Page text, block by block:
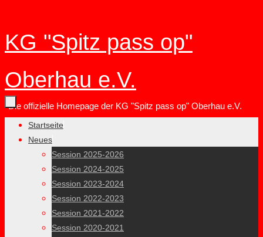
Inhalt
KG "Spitz pass op"
Oberhau e.V.
Die offizielle Homepage der KG "Spitz pass op" Oberhau e.V.
Zum
Inhalt
Startseite
Neues
Session 2025-2026
Session 2024-2025
Session 2023-2024
Session 2022-2023
Session 2021-2022
Session 2020-2021